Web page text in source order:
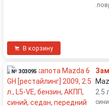
В корзину
№ 303095
2.5